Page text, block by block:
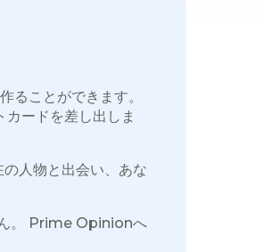
ることができます。
ードを差し出しま
人物と出会い、あな
ん。 Prime Opinionへ